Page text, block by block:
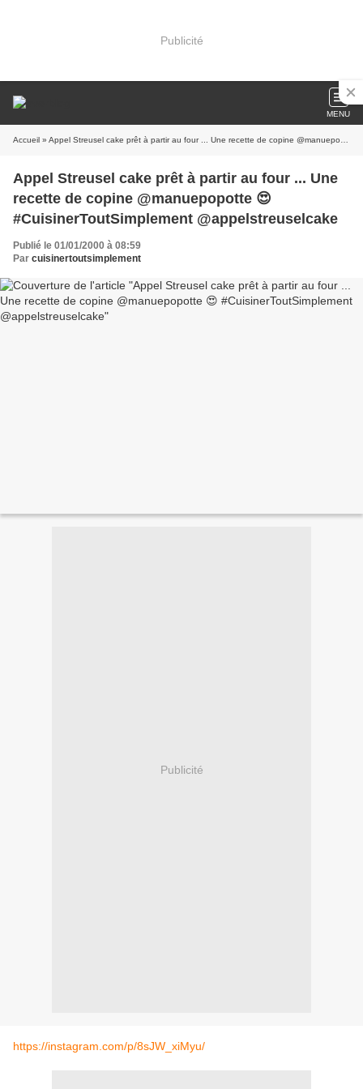
Publicité
MENU
Accueil » Appel Streusel cake prêt à partir au four ... Une recette de copine @manuepopotte 😍 #CuisinerToutSimplement @appelstreuselcake
Appel Streusel cake prêt à partir au four ... Une
recette de copine @manuepopotte 😍
#CuisinerToutSimplement @appelstreuselcake
Publié le 01/01/2000 à 08:59
Par cuisinertoutsimplement
Publicité
https://instagram.com/p/8sJW_xiMyu/